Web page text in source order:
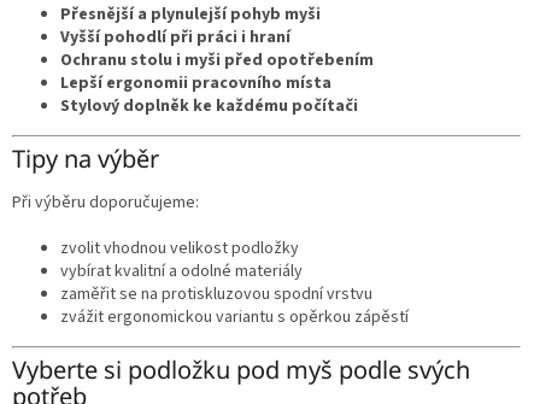
Přesnější a plynulejší pohyb myši
Vyšší pohodlí při práci i hraní
Ochranu stolu i myši před opotřebením
Lepší ergonomii pracovního místa
Stylový doplněk ke každému počítači
Tipy na výběr
Při výběru doporučujeme:
zvolit vhodnou velikost podložky
vybírat kvalitní a odolné materiály
zaměřit se na protiskluzovou spodní vrstvu
zvážit ergonomickou variantu s opěrkou zápěstí
Vyberte si podložku pod myš podle svých
potřeb